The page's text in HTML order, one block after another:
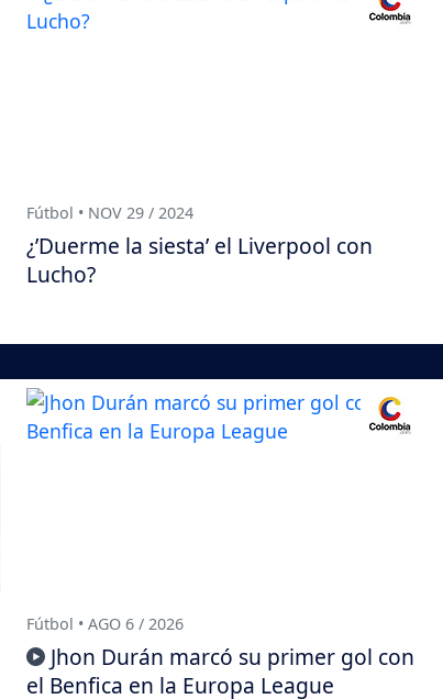
Fútbol • NOV 29 / 2024
¿’Duerme la siesta’ el Liverpool con
Lucho?
Fútbol • AGO 6 / 2026
Jhon Durán marcó su primer gol con
el Benfica en la Europa League